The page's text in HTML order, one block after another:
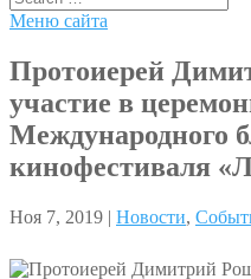
Меню сайта
Протоиерей
участие в
Международного
кинофестиваля
Ноя 7, 2019 | Новости,